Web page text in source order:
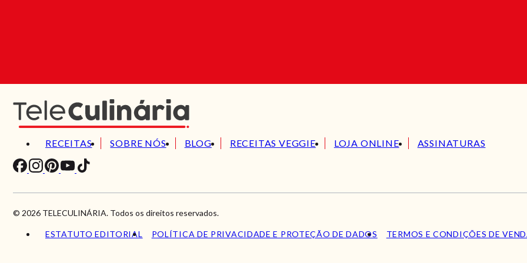
RECEITAS SOBRE NÓS BLOG RECEITAS VEGGIE LOJA ONLINE ASSINATURAS
© 2026 TELECULINÁRIA. Todos os direitos reservados.
ESTATUTO EDITORIAL POLÍTICA DE PRIVACIDADE E PROTEÇÃO DE DADOS TERMOS E CONDIÇÕES DE